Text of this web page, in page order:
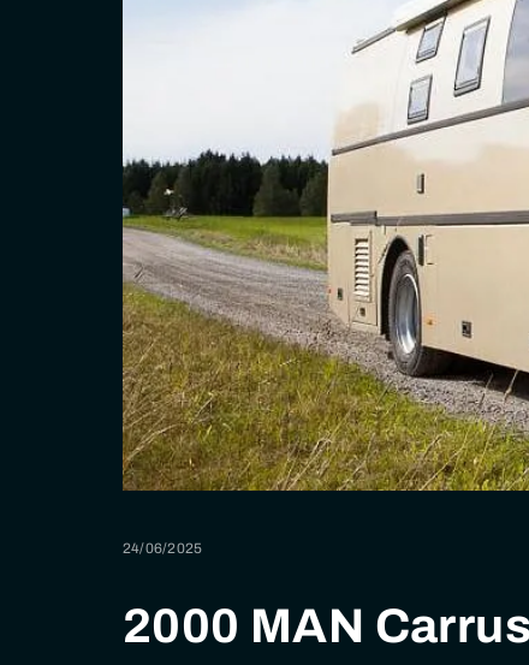
24/06/2025
2000 MAN